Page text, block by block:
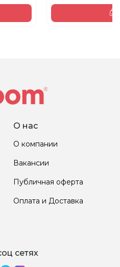
О нас
О компании
Вакансии
Публичная оферта
Оплата и Доставка
сетях